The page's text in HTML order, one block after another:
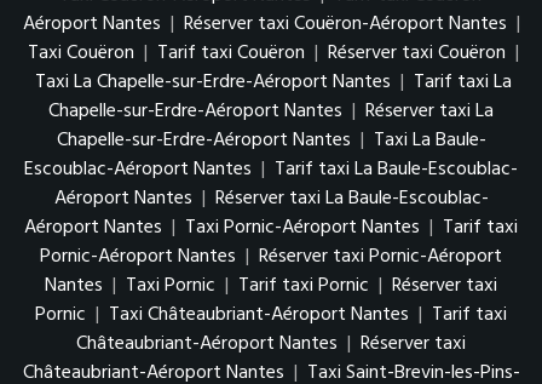
Aéroport Nantes | Réserver taxi Couëron-Aéroport Nantes |
Taxi Couëron | Tarif taxi Couëron | Réserver taxi Couëron |
Taxi La Chapelle-sur-Erdre-Aéroport Nantes | Tarif taxi La
Chapelle-sur-Erdre-Aéroport Nantes | Réserver taxi La
Chapelle-sur-Erdre-Aéroport Nantes | Taxi La Baule-
Escoublac-Aéroport Nantes | Tarif taxi La Baule-Escoublac-
Aéroport Nantes | Réserver taxi La Baule-Escoublac-
Aéroport Nantes | Taxi Pornic-Aéroport Nantes | Tarif taxi
Pornic-Aéroport Nantes | Réserver taxi Pornic-Aéroport
Nantes | Taxi Pornic | Tarif taxi Pornic | Réserver taxi
Pornic | Taxi Châteaubriant-Aéroport Nantes | Tarif taxi
Châteaubriant-Aéroport Nantes | Réserver taxi
Châteaubriant-Aéroport Nantes | Taxi Saint-Brevin-les-Pins-